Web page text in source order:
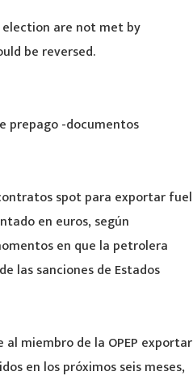
are not met by
be reversed.
prepago -documentos
spot para exportar fuel
en euros, según
en que la petrolera
las sanciones de Estados
miembro de la OPEP exportar
en los próximos seis meses,